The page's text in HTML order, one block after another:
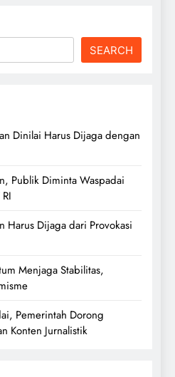
SEARCH
Dinilai Harus Dijaga dengan
Publik Diminta Waspadai
Harus Dijaga dari Provokasi
Menjaga Stabilitas,
Pemerintah Dorong
Konten Jurnalistik